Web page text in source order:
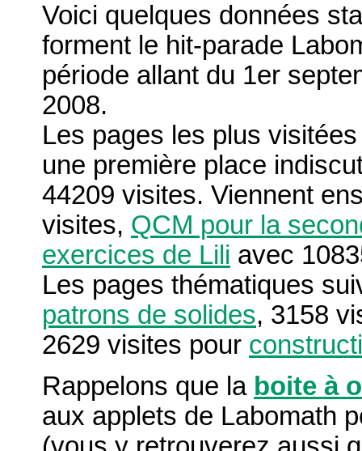
Voici quelques données
forment le hit-parade
période allant du 1er
2008.
Les pages les plus
une première place
44209 visites. Viennent
visites, QCM pour la
exercices de Lili avec
Les pages thématiques
patrons de solides, 3158
2629 visites pour
Rappelons que la boite à
aux applets de Labomath